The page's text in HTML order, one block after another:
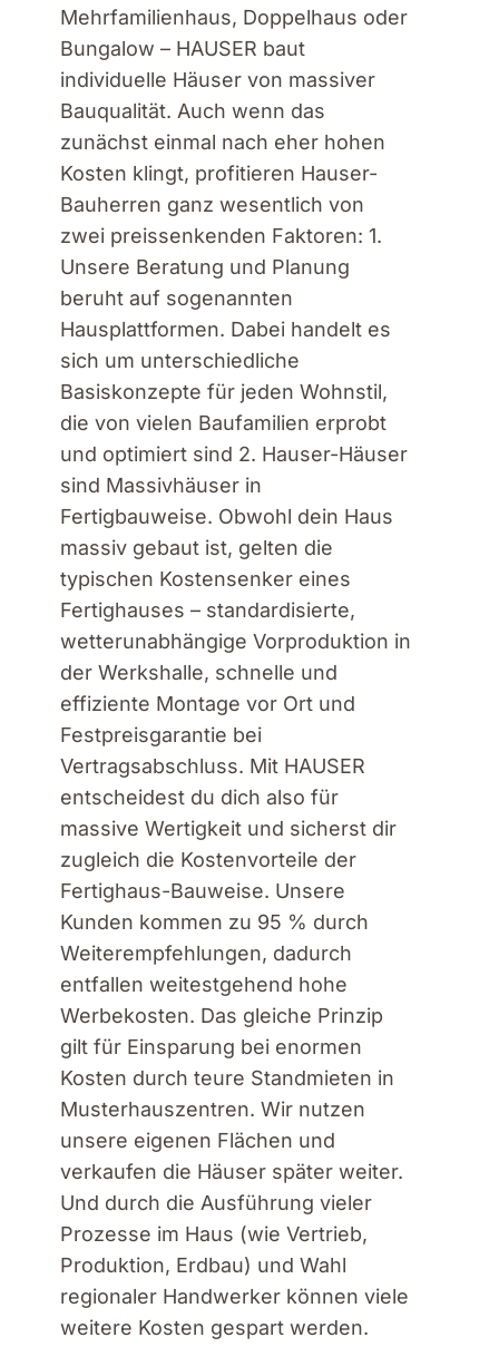
Mehrfamilienhaus, Doppelhaus oder
Bungalow – HAUSER baut
individuelle Häuser von massiver
Bauqualität. Auch wenn das
zunächst einmal nach eher hohen
Kosten klingt, profitieren Hauser-
Bauherren ganz wesentlich von
zwei preissenkenden Faktoren: 1.
Unsere Beratung und Planung
beruht auf sogenannten
Hausplattformen. Dabei handelt es
sich um unterschiedliche
Basiskonzepte für jeden Wohnstil,
die von vielen Baufamilien erprobt
und optimiert sind 2. Hauser-Häuser
sind Massivhäuser in
Fertigbauweise. Obwohl dein Haus
massiv gebaut ist, gelten die
typischen Kostensenker eines
Fertighauses – standardisierte,
wetterunabhängige Vorproduktion in
der Werkshalle, schnelle und
effiziente Montage vor Ort und
Festpreisgarantie bei
Vertragsabschluss. Mit HAUSER
entscheidest du dich also für
massive Wertigkeit und sicherst dir
zugleich die Kostenvorteile der
Fertighaus-Bauweise. Unsere
Kunden kommen zu 95 % durch
Weiterempfehlungen, dadurch
entfallen weitestgehend hohe
Werbekosten. Das gleiche Prinzip
gilt für Einsparung bei enormen
Kosten durch teure Standmieten in
Musterhauszentren. Wir nutzen
unsere eigenen Flächen und
verkaufen die Häuser später weiter.
Und durch die Ausführung vieler
Prozesse im Haus (wie Vertrieb,
Produktion, Erdbau) und Wahl
regionaler Handwerker können viele
weitere Kosten gespart werden.